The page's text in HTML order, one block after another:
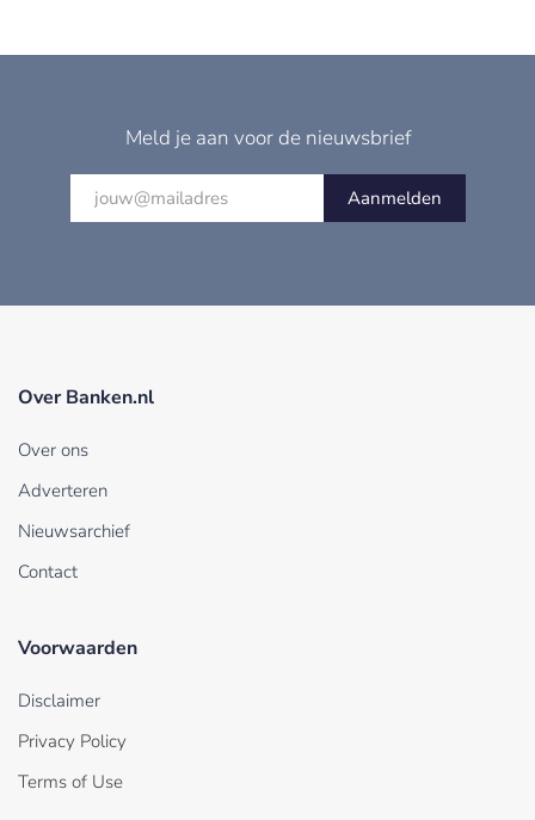
Meld je aan voor de nieuwsbrief
Aanmelden
Over Banken.nl
Over ons
Adverteren
Nieuwsarchief
Contact
Voorwaarden
Disclaimer
Privacy Policy
Terms of Use